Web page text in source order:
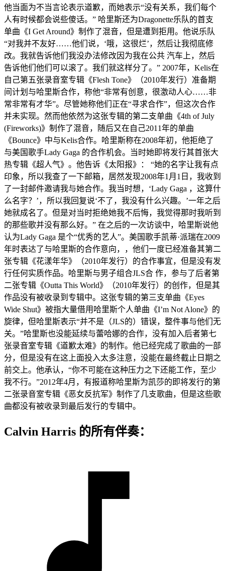
他当面为不当言论表示道歉，而她表示“没有关系，我们每个
人有时候都会说些傻话。” 哈里斯还为Dragonette乐队的首支
单曲《I Get Around》制作了混音，但是遭到拒用。他说乐队
“对我并不友好……他们说，‘哦，这很烂’，然后让我彻底修
改。我就告诉他们我没办法修改因为我在公共 汽车上，然后
告诉他们他们可以滚了。我们就这样分了。” 2007年，Kelis在
自己第五张录音室专辑《Flesh Tone》（2010年发行）准备期
间计划与哈里斯合作，称他“非常有创意，很激动人心……非
常非常有才华”。尽管她称他们正在“寻求合作”，但这次合作
并未实现。然而他依然为这张专辑的第二支单曲《4th of July
(Fireworks)》制作了混音，随后又在自己2011年的单曲
《Bounce》中与Kelis合作。哈里斯称在2008年初，他拒绝了
与美国歌手Lady Gaga 的合作机会。当时她即将发行其首张大
热专辑《超人气》。他告诉《太阳报》： “她的名字让我有点
印象，所以我查了一下邮箱，居然发现2008年1月1日，我收到
了一封邮件邀请我与她合作。我当时想，‘Lady Gaga ，这算什
么名字？’，所以我回复说‘不了，我没有什么兴趣。’一年之后
她就成名了。但是对当时拒绝她我不后悔，我觉得那时我听到
的那些歌并没有那么好。” 在之后的一次访谈中，哈里斯说他
认为Lady Gaga 是个“优秀的艺人”。美国歌手凯蒂·派瑞在2009
年时表达了与哈里斯的合作意向，，他们一度已经准备其第二
张专辑《花漾年华》（2010年发行）的合作事宜，但是没有发
行任何实质作品。哈里斯与男子组合JLS合 作，参与了后者第
二张专辑《Outta This World》（2010年发行）的创作，但是其
作品没有被收录到专辑中。这张专辑的第三支单曲《Eyes
Wide Shut》被指大量借用哈里斯个人单曲《I’m Not Alone》的
旋律，但哈里斯表示“并不是（JLS的）错误，整件事与他们无
关。”哈里斯也没能延续与蕾哈娜的合作，没有加入后者第七
张录音室专辑《道歉太难》的制作。他已经完成了歌曲的一部
分，但是没有在这上面投入太多注意，没能在最终截止日期之
前交上。他承认，“你不可能在这种压力之下还能工作，至少
我不行。”2012年4月，有报道称哈里斯为凯莎的即将发行的第
二张录音室专辑《恶女反抗军》制作了几支歌曲，但是这些歌
曲都没有被收录到最后发行的专辑中。
Calvin Harris 的所有伴奏：